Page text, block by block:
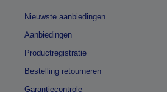
Nieuwste aanbiedingen
Aanbiedingen
Productregistratie
Bestelling retourneren
Garantiecontrole